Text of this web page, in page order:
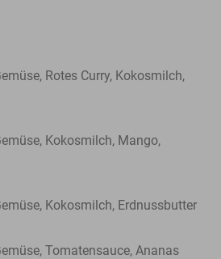
Rotes Curry, Kokosmilch,
Kokosmilch, Mango,
Kokosmilch, Erdnussbutter
Tomatensauce, Ananas